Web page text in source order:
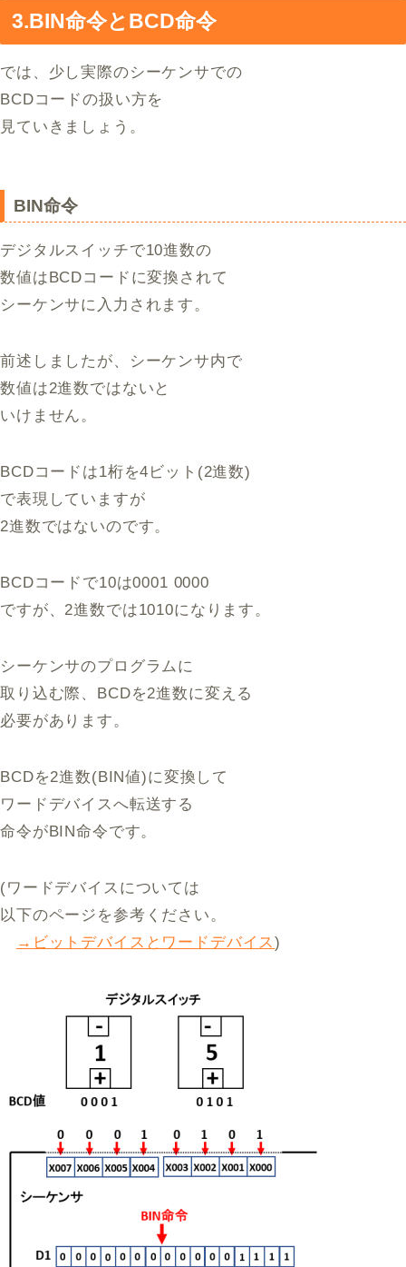
3.BIN命令とBCD命令
では、少し実際のシーケンサでの
BCDコードの扱い方を
見ていきましょう。
BIN命令
デジタルスイッチで10進数の
数値はBCDコードに変換されて
シーケンサに入力されます。
前述しましたが、シーケンサ内で
数値は2進数ではないと
いけません。
BCDコードは1桁を4ビット(2進数)
で表現していますが
2進数ではないのです。
BCDコードで10は0001 0000
ですが、2進数では1010になります。
シーケンサのプログラムに
取り込む際、BCDを2進数に変える
必要があります。
BCDを2進数(BIN値)に変換して
ワードデバイスへ転送する
命令がBIN命令です。
(ワードデバイスについては
以下のページを参考ください。
→ビットデバイスとワードデバイス)